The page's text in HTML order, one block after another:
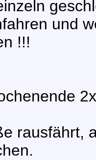
und
!!!
rausfährt,